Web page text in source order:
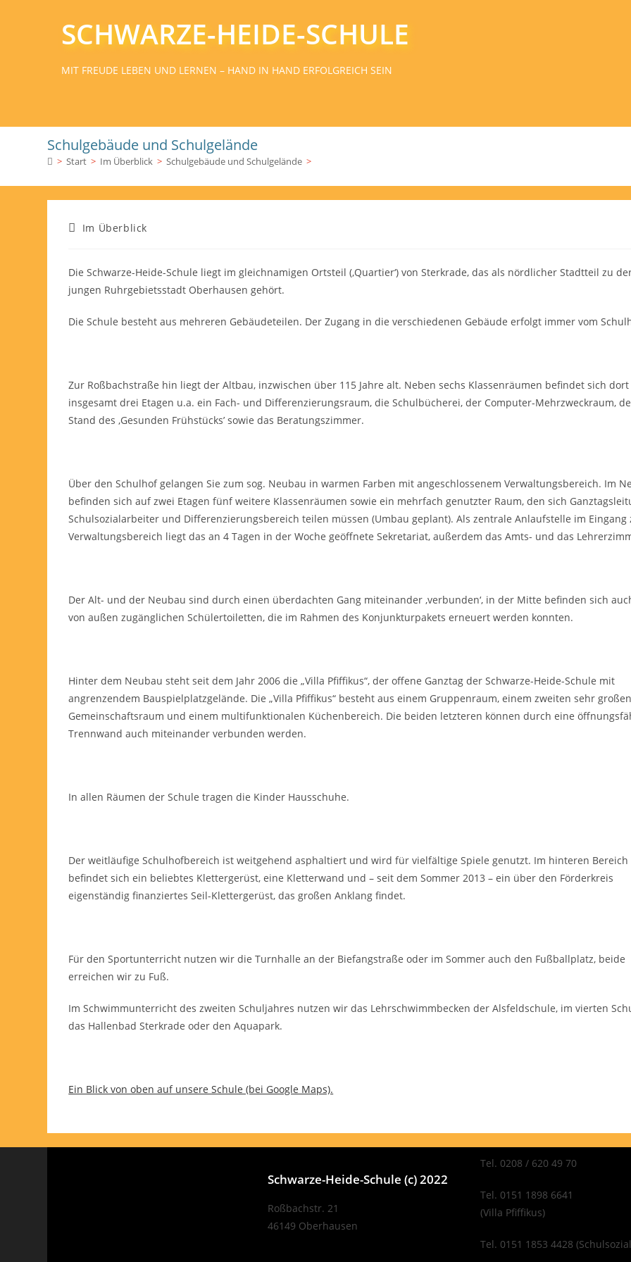
SCHWARZE-HEIDE-SCHULE
MIT FREUDE LEBEN UND LERNEN – HAND IN HAND ERFOLGREICH SEIN
Schulgebäude und Schulgelände
> Start > Im Überblick > Schulgebäude und Schulgelände >
Im Überblick
Die Schwarze-Heide-Schule liegt im gleichnamigen Ortsteil (‚Quartier‘) von Sterkrade, das als nördlicher Stadtteil zu
jungen Ruhrgebietsstadt Oberhausen gehört.
Die Schule besteht aus mehreren Gebäudeteilen. Der Zugang in die verschiedenen Gebäude erfolgt immer vom
Zur Roßbachstraße hin liegt der Altbau, inzwischen über 115 Jahre alt. Neben sechs Klassenräumen befindet sich
insgesamt drei Etagen u.a. ein Fach- und Differenzierungsraum, die Schulbücherei, der Computer-Mehrzweckraum,
Stand des ‚Gesunden Frühstücks’ sowie das Beratungszimmer.
Über den Schulhof gelangen Sie zum sog. Neubau in warmen Farben mit angeschlossenem Verwaltungsbereich. Im
befinden sich auf zwei Etagen fünf weitere Klassenräumen sowie ein mehrfach genutzter Raum, den sich
Schulsozialarbeiter und Differenzierungsbereich teilen müssen (Umbau geplant). Als zentrale Anlaufstelle im Eingang
Verwaltungsbereich liegt das an 4 Tagen in der Woche geöffnete Sekretariat, außerdem das Amts- und das
Der Alt- und der Neubau sind durch einen überdachten Gang miteinander ‚verbunden‘, in der Mitte befinden sich
von außen zugänglichen Schülertoiletten, die im Rahmen des Konjunkturpakets erneuert werden konnten.
Hinter dem Neubau steht seit dem Jahr 2006 die „Villa Pfiffikus“, der offene Ganztag der Schwarze-Heide-Schule mit
angrenzendem Bauspielplatzgelände. Die „Villa Pfiffikus“ besteht aus einem Gruppenraum, einem zweiten sehr großen
Gemeinschaftsraum und einem multifunktionalen Küchenbereich. Die beiden letzteren können durch eine
Trennwand auch miteinander verbunden werden.
In allen Räumen der Schule tragen die Kinder Hausschuhe.
Der weitläufige Schulhofbereich ist weitgehend asphaltiert und wird für vielfältige Spiele genutzt. Im hinteren Bereich
befindet sich ein beliebtes Klettergerüst, eine Kletterwand und – seit dem Sommer 2013 – ein über den Förderkreis
eigenständig finanziertes Seil-Klettergerüst, das großen Anklang findet.
Für den Sportunterricht nutzen wir die Turnhalle an der Biefangstraße oder im Sommer auch den Fußballplatz, beide
erreichen wir zu Fuß.
Im Schwimmunterricht des zweiten Schuljahres nutzen wir das Lehrschwimmbecken der Alsfeldschule, im vierten
das Hallenbad Sterkrade oder den Aquapark.
Ein Blick von oben auf unsere Schule (bei Google Maps).
Schwarze-Heide-Schule (c) 2022
Roßbachstr. 21
46149 Oberhausen
Tel. 0208 / 620 49 70
Tel. 0151 1898 6641
(Villa Pfiffikus)
Tel. 0151 1853 4428